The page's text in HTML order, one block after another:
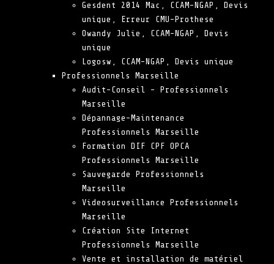
Gesdent 2014 Mac, CCAM-NGAP, Devis
unique, Erreur CMU-Prothese
Owandy Julie, CCAM-NGAP, Devis
unique
Logosw, CCAM-NGAP, Devis unique
Professionnels Marseille
Audit-Conseil – Professionnels
Marseille
Dépannage-Maintenance
Professionnels Marseille
Formation DIF CPF OPCA
Professionnels Marseille
Sauvegarde Professionnels
Marseille
Videosurveillance Professionnels
Marseille
Création Site Internet
Professionnels Marseille
Vente et installation de matériel